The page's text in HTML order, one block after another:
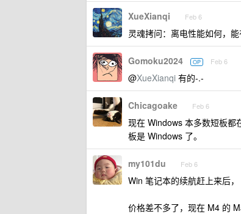
XueXianqi Feb 6
灵魂拷问：离电性能如何，
Gomoku2024 OP Feb 6
@XueXianqi 有的-.-
Chicagoake Feb 6
现在 Windows 本多数短板都
板是 Windows 了。
my101du Feb 6
Win 笔记本的续航赶上来后
价格差不多了，现在 M4 的